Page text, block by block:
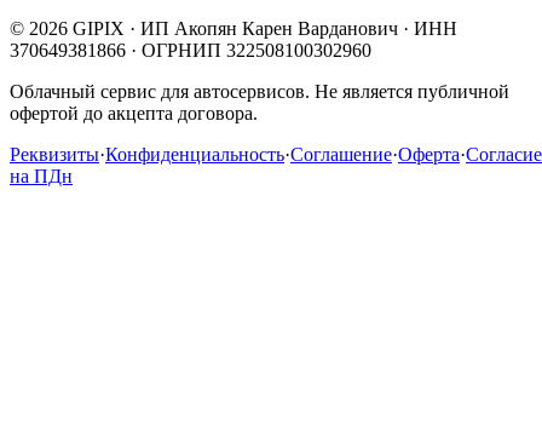
© 2026 GIPIX · ИП Акопян Карен Варданович · ИНН
370649381866 · ОГРНИП 322508100302960
Облачный сервис для автосервисов. Не является публичной
офертой до акцепта договора.
Реквизиты·Конфиденциальность·Соглашение·Оферта·Согласие
на ПДн